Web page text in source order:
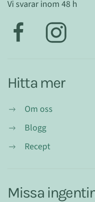
Vi svarar inom 48 h
Hitta mer
Om oss
Blogg
Recept
Missa